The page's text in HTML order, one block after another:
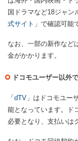
国ドラマなど18ジャン
式サイト 」で確認可能
なお、一部の新作など
金がかかります。
ドコモユーザー以外
「dTV 」はドコモユー
能となっています。ド
必要となり、支払いは